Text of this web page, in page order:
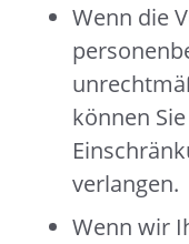
Wenn die
können
verlangen.
Wenn wir